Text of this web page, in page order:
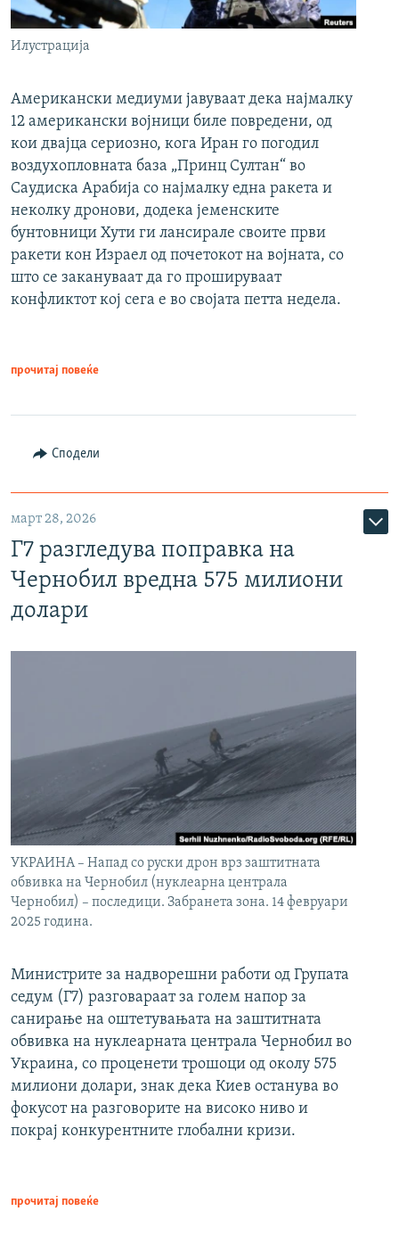
Илустрација
Американски медиуми јавуваат дека најмалку
12 американски војници биле повредени, од
кои двајца сериозно, кога Иран го погодил
воздухопловната база „Принц Султан“ во
Саудиска Арабија со најмалку една ракета и
неколку дронови, додека јеменските
бунтовници Хути ги лансирале своите први
ракети кон Израел од почетокот на војната, со
што се закануваат да го прошируваат
конфликтот кој сега е во својата петта недела.
прочитај повеќе
Сподели
март 28, 2026
Г7 разгледува поправка на
Чернобил вредна 575 милиони
долари
УКРАИНА – Напад со руски дрон врз заштитната
обвивка на Чернобил (нуклеарна централа
Чернобил) – последици. Забранета зона. 14 февруари
2025 година.
Министрите за надворешни работи од Групата
седум (Г7) разговараат за голем напор за
санирање на оштетувањата на заштитната
обвивка на нуклеарната централа Чернобил во
Украина, со проценети трошоци од околу 575
милиони долари, знак дека Киев останува во
фокусот на разговорите на високо ниво и
покрај конкурентните глобални кризи.
прочитај повеќе